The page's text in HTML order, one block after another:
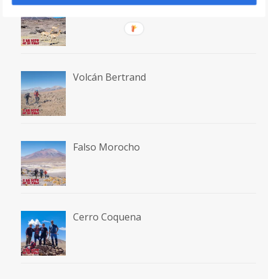
Laguna San Francisco
Volcán Bertrand
Falso Morocho
Cerro Coquena